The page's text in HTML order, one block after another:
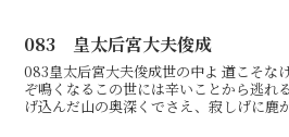
083 皇太后宮大夫俊成
083皇太后宮大夫俊成世の中よ 道こそな
ぞ鳴くなるこの世には辛いことから逃れ
げ込んだ山の奥深くでさえ、寂しげに鹿